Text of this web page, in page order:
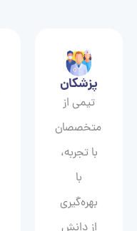
پزشکان
تیمی از
متخصصان
با تجربه،
با
بهره‌گیری
از دانش